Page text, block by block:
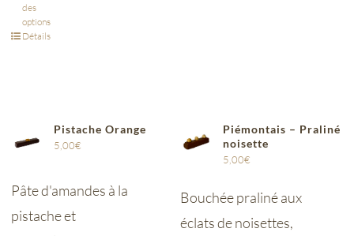
des
options
Détails
Pistache Orange
5,00€
Pâte d'amandes à la
pistache et
Piémontais – Praliné
noisette
5,00€
Bouchée praliné aux
éclats de noisettes,